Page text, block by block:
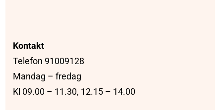
Kontakt
Telefon 91009128
Mandag – fredag
Kl 09.00 – 11.30, 12.15 – 14.00